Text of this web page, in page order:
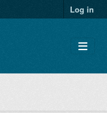
Log in